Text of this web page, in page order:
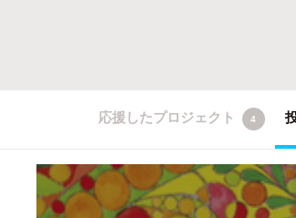
応援したプロジェクト 4